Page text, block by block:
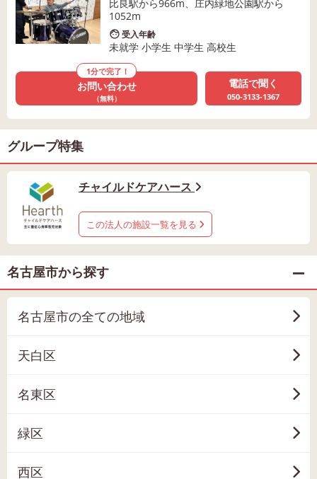
比良駅から966m、庄内緑地公園駅から
1052m
受入年齢
未就学 小学生 中学生 高校生
1分で完了！
お問い合わせ
（無料）
電話で聞く
050-3133-1367
グループ特集
チャイルドケアハース
この法人の施設一覧を見る
名古屋市から探す
名古屋市の全ての地域
天白区
名東区
緑区
西区